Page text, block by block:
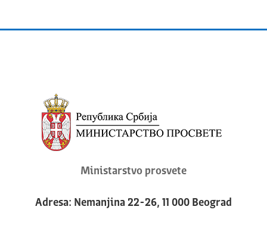
Ministarstvo prosvete
Adresa: Nemanjina 22-26, 11 000 Beograd